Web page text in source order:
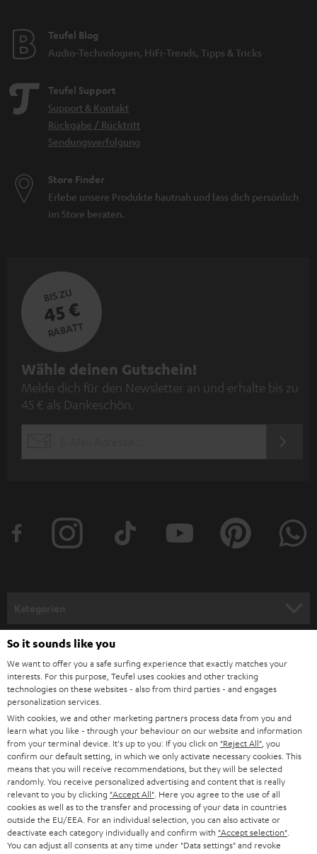
Teufel Blog
Audio-Technologien, HiFi-Trends, Tipps & Tricks
Teufel Support
Support & Kontakt
Rückgabe / Rücktritt
Sendungsverfolgung
Store Finder
Erlebe unsere Produkte hautnah und lass dich persönlich
im Store beraten.
BIS ZU
45 €
RABATT
N
e
w
e
e
l
d
u
n
g
Wähle deinen Gutschein!
Melde dich für den Newsletter an und erhalte bis zu
45 € als Dankeschön.
HEIMKINO
HEIMKINO-KOMPLETTANLAGEN
SOUNDBARS
STEREO
SMART HOME
BLUETOOTH-LAUTSPRECHER
KOPFHÖRER
Unternehmen
SUPPORT
PRESSE & MARKETING
GESCHÄFTSKUNDEN
PARTNERPROGRAMM
BLOG
Teufel Onlineshops
DEUTSCHLAND
ÖSTERREICH
SCHWEIZ
NIEDERLANDE
So it sounds like you
We want to offer you a safe surfing experience that exactly matches your
interests. For this purpose, Teufel uses cookies and other tracking
technologies on these websites - also from third parties - and engages
personalization services.
With cookies, we and other marketing partners process data from you and
learn what you like - through your behaviour on our website and information
from your terminal device. It's up to you: If you click on "Reject All" , you
confirm our default setting, in which we only activate necessary cookies. This
means that you will receive recommendations, but they will be selected
randomly. You receive personalized advertising and content that is really
relevant to you by clicking "Accept All" . Here you agree to the use of all
cookies as well as to the transfer and processing of your data in countries
outside the EU/EEA. For an individual selection, you can also activate or
deactivate each category individually and confirm with "Accept selection"
You can adjust all consents at any time under "Data settings" and revoke